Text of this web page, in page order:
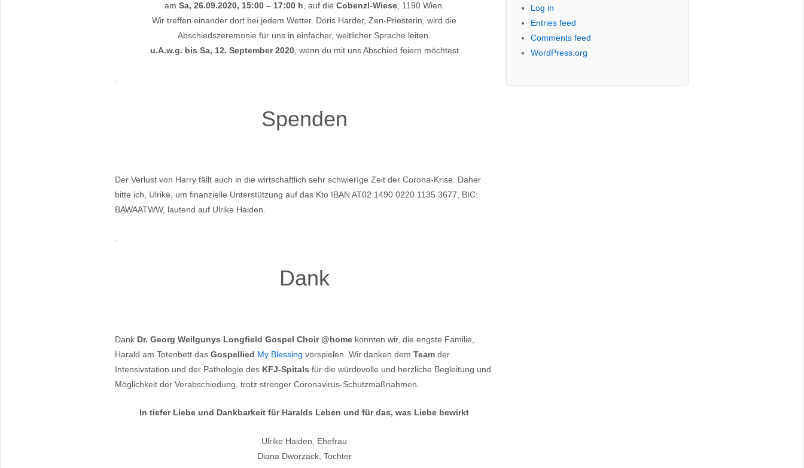
am Sa, 26.09.2020, 15:00 – 17:00 h , auf die Cobenzl-Wiese, 1190 Wien.
Wir treffen einander dort bei jedem Wetter. Doris Harder, Zen-Priesterin, wird die
Abschiedszeremonie für uns in einfacher, weltlicher Sprache leiten.
u.A.w.g. bis Sa, 12. September 2020, wenn du mit uns Abschied feiern möchtest
.
Spenden
Der Verlust von Harry fällt auch in die wirtschaftlich sehr schwieríge Zeit der Corona-Krise. Daher
bitte ich, Ulrike, um finanzielle Unterstützung auf das Kto IBAN AT02 1490 0220 1135 3677, BIC:
BAWAATWW, lautend auf Ulrike Haiden.
Dank
Dank Dr. Georg Weilgunys Longfield Gospel Choir @home konnten wir, die engste Familie,
Harald am Totenbett das Gospellied My Blessing vorspielen. Wir danken dem Team der
Intensivstation und der Pathologie des KFJ-Spitals für die würdevolle und herzliche Begleitung und
Möglichkeit der Verabschiedung, trotz strenger Coronavirus-Schutzmaßnahmen.
In tiefer Liebe und Dankbarkeit für Haralds Leben und für das, was Liebe bewirkt
Ulrike Haiden, Ehefrau
Diana Dworzack, Tochter
Log in
Entries feed
Comments feed
WordPress.org